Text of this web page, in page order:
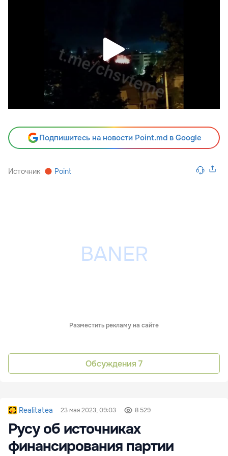
Подпишитесь на новости Point.md в Google
Источник Point
Разместить рекламу на сайте
Обсуждения 7
Realitatea 23 мая 2023, 09:03 8 529
Русу об источниках
финансирования партии